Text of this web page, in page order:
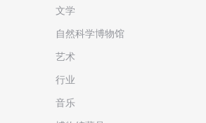
文学
自然科学博物馆
艺术
行业
音乐